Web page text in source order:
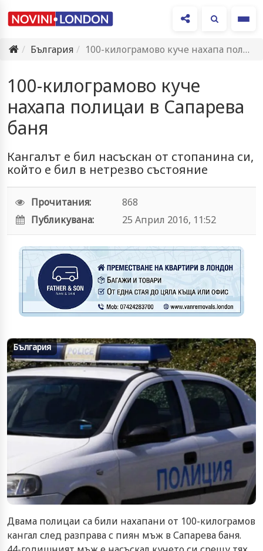
България
100-килограмово куче нахапа полицаи в Сапарева баня
100-килограмово куче
нахапа полицаи в Сапарева
баня
Кангалът е бил насъскан от стопанина си,
който е бил в нетрезво състояние
Прочитания:
868
Публикувана:
25 Април 2016, 11:52
България
Двама полицаи са били нахапани от 100-килограмов
кангал след разправа с пиян мъж в Сапарева баня.